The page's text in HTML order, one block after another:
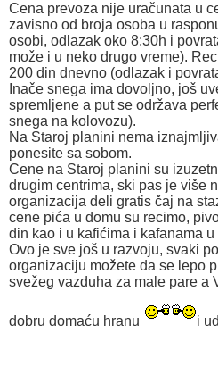
Cena prevoza nije uračunata u
zavisno od broja osoba u
osobi, odlazak oko 8:30h i
može i u neko drugo vreme).
200 din dnevno (odlazak i
Inače snega ima dovoljno, još
spremljene a put se održava
snega na kolovozu).
Na Staroj planini nema
ponesite sa sobom.
Cene na Staroj planini su
drugim centrima, ski pas je više
organizacija deli gratis čaj na
cene pića u domu su recimo,
din kao i u kafićima i kafanama u
Ovo je sve još u razvoju, svaki
organizaciju možete da se lepo
svežeg vazduha za male pare a
dobru domaću hranu i